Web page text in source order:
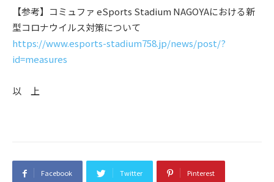
【参考】コミュファ eSports Stadium NAGOYAにおける新
型コロナウイルス対策について
https://www.esports-stadium758.jp/news/post/?
id=measures
以 上
Facebook Twitter Pinterest